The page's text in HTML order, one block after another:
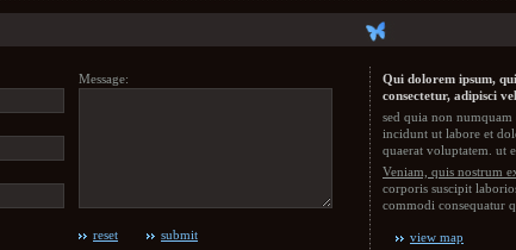
Message:
reset submit
Qui dolorem ipsum,
consectetur, adipisci
sed quia non
incidunt ut labore et
quaerat voluptatem. ut
Veniam, quis nostrum
corporis suscipit
commodi consequatur
view map